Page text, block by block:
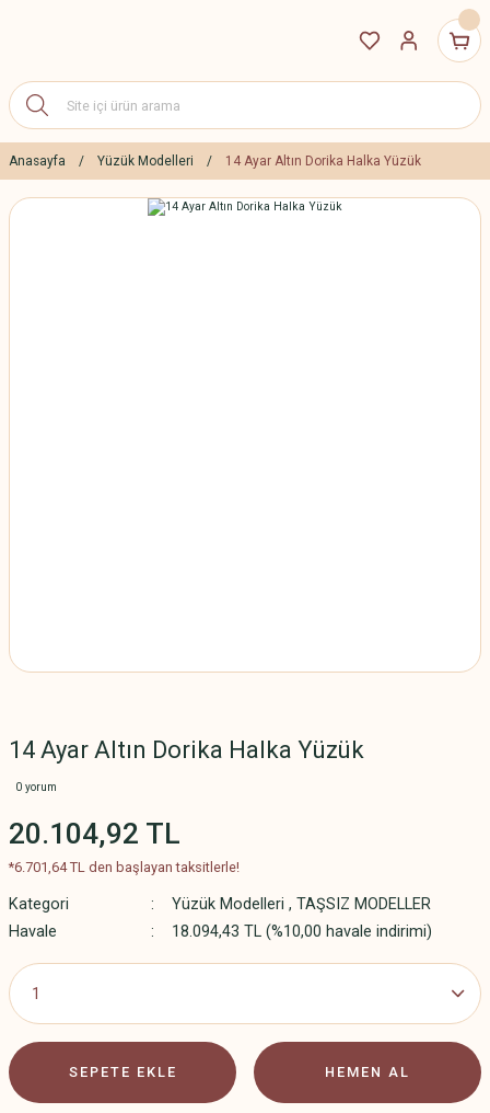
Anasayfa Yüzük Modelleri 14 Ayar Altın Dorika Halka Yüzük
14 Ayar Altın Dorika Halka Yüzük
0 yorum
20.104,92 TL
*6.701,64 TL den başlayan taksitlerle!
Kategori Yüzük Modelleri , TAŞSIZ MODELLER
Havale
18.094,43 TL (%10,00 havale indirimi)
SEPETE EKLE HEMEN AL